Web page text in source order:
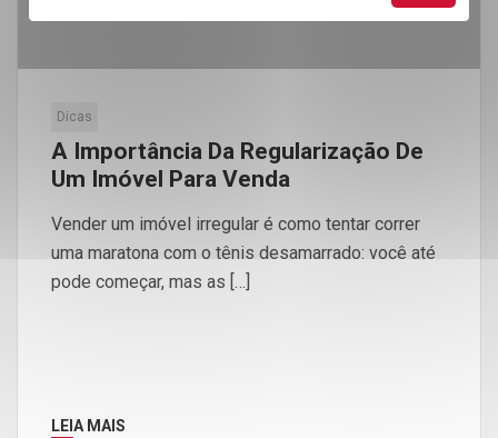
Dicas
A Importância Da Regularização De
Um Imóvel Para Venda
Vender um imóvel irregular é como tentar correr
uma maratona com o tênis desamarrado: você até
pode começar, mas as […]
LEIA MAIS